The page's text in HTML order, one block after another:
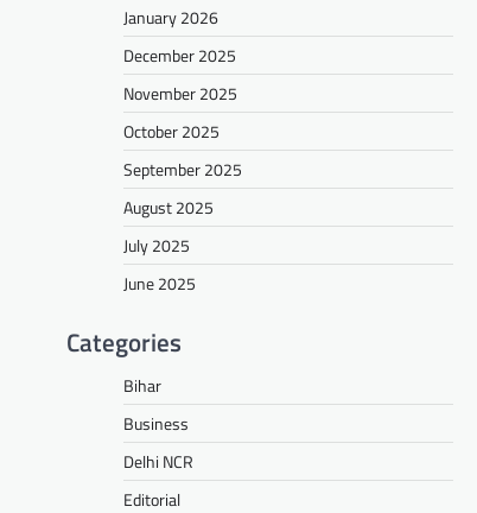
January 2026
December 2025
November 2025
October 2025
September 2025
August 2025
July 2025
June 2025
Categories
Bihar
Business
Delhi NCR
Editorial